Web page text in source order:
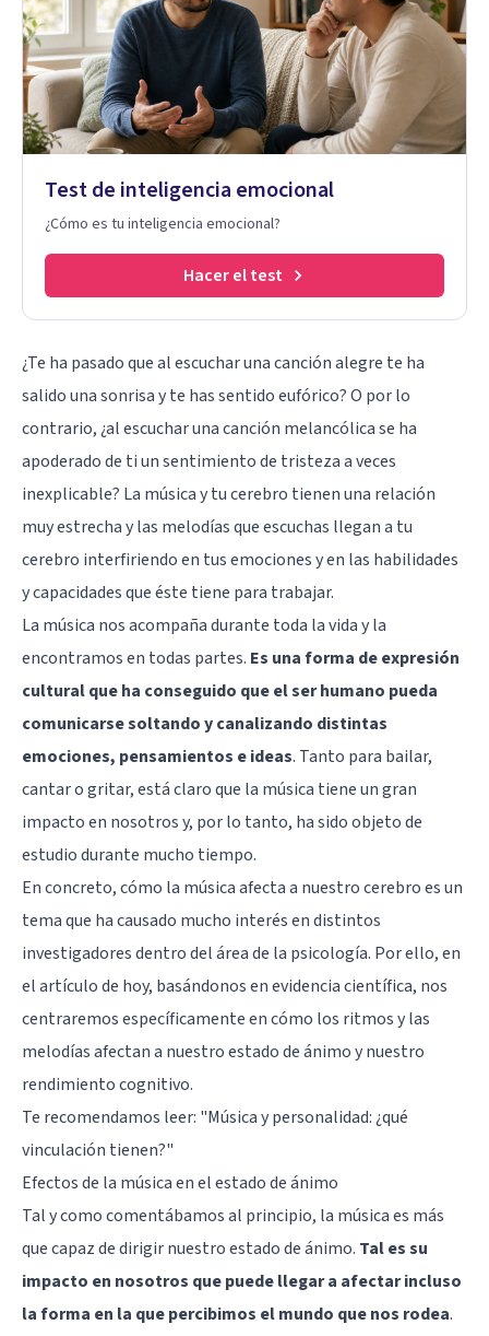
Test de inteligencia emocional
¿Cómo es tu inteligencia emocional?
Hacer el test
¿Te ha pasado que al escuchar una canción alegre te ha
salido una sonrisa y te has sentido eufórico? O por lo
contrario, ¿al escuchar una canción melancólica se ha
apoderado de ti un sentimiento de tristeza a veces
inexplicable? La música y tu cerebro tienen una relación
muy estrecha y las melodías que escuchas llegan a tu
cerebro interfiriendo en tus emociones y en las habilidades
y capacidades que éste tiene para trabajar.
La música nos acompaña durante toda la vida y la
encontramos en todas partes. Es una forma de expresión
cultural que ha conseguido que el ser humano pueda
comunicarse soltando y canalizando distintas
emociones, pensamientos e ideas. Tanto para bailar,
cantar o gritar, está claro que la música tiene un gran
impacto en nosotros y, por lo tanto, ha sido objeto de
estudio durante mucho tiempo.
En concreto, cómo la música afecta a nuestro cerebro es un
tema que ha causado mucho interés en distintos
investigadores dentro del área de la psicología. Por ello, en
el artículo de hoy, basándonos en evidencia científica, nos
centraremos específicamente en cómo los ritmos y las
melodías afectan a nuestro estado de ánimo y nuestro
rendimiento cognitivo.
Te recomendamos leer: "Música y personalidad: ¿qué
vinculación tienen?"
Efectos de la música en el estado de ánimo
Tal y como comentábamos al principio, la música es más
que capaz de dirigir nuestro estado de ánimo. Tal es su
impacto en nosotros que puede llegar a afectar incluso
la forma en la que percibimos el mundo que nos rodea.